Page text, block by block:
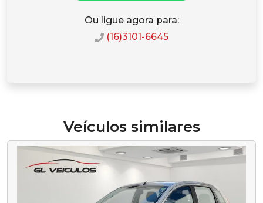
Ou ligue agora para:
(16)3101-6645
Veículos similares